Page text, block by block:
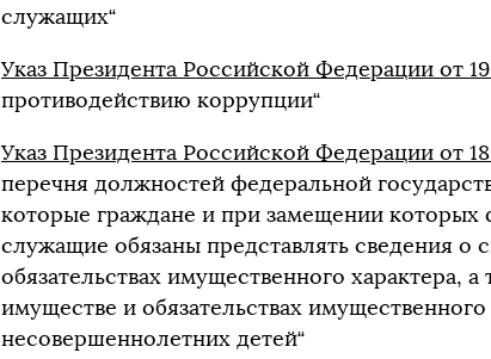
служащих“
Указ Президента Российской Федерации от
противодействию коррупции“
Указ Президента Российской Федерации от
перечня должностей федеральной
которые граждане и при замещении которых
служащие обязаны представлять сведения о
обязательствах имущественного характера,
имуществе и обязательствах
несовершеннолетних детей“